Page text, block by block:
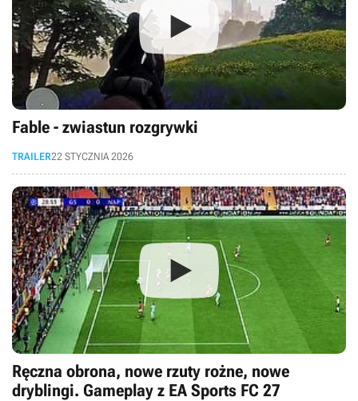
Fable - zwiastun rozgrywki
TRAILER22 STYCZNIA 2026
Ręczna obrona, nowe rzuty rożne, nowe
dryblingi. Gameplay z EA Sports FC 27